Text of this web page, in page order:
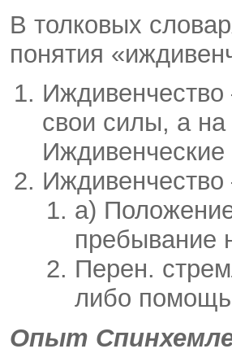
В толковых
понятия
свои силы, а
Иждивенческие
а)
пребывание
Перен.
либо
Опыт